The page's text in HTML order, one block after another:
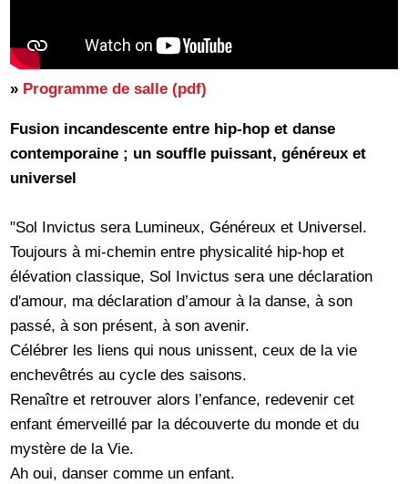
» Programme de salle (pdf)
Fusion incandescente entre hip-hop et danse
contemporaine ; un souffle puissant, généreux et
universel
"Sol Invictus sera Lumineux, Généreux et Universel.
Toujours à mi-chemin entre physicalité hip-hop et
élévation classique, Sol Invictus sera une déclaration
d'amour, ma déclaration d’amour à la danse, à son
passé, à son présent, à son avenir.
Célébrer les liens qui nous unissent, ceux de la vie
enchevêtrés au cycle des saisons.
Renaître et retrouver alors l’enfance, redevenir cet
enfant émerveillé par la découverte du monde et du
mystère de la Vie.
Ah oui, danser comme un enfant.